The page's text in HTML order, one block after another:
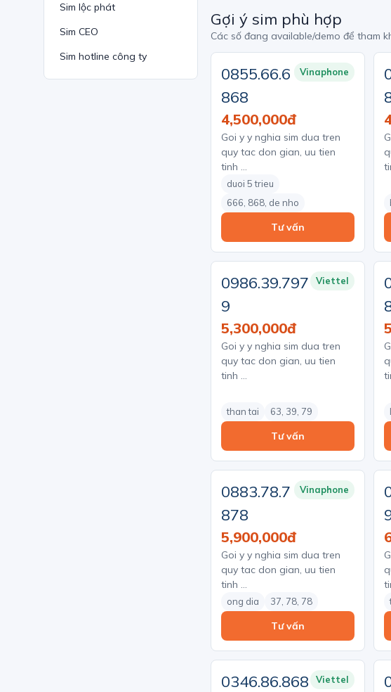
Sim lộc phát
Sim CEO
Sim hotline công ty
Gợi ý sim phù hợp
Các số đang available/demo để tham
0855.66.6
868
Vinaphone
4,500,000đ
Goi y y nghia sim dua tren
quy tac don gian, uu tien
tinh …
duoi 5 trieu
666, 868, de nho
Tư vấn
0986.39.797
9
Viettel
5,300,000đ
Goi y y nghia sim dua tren
quy tac don gian, uu tien
tinh …
than tai 63, 39, 79
Tư vấn
0883.78.7
878
Vinaphone
5,900,000đ
Goi y y nghia sim dua tren
quy tac don gian, uu tien
tinh …
ong dia 37, 78, 78
Tư vấn
0346.86.868
Viettel